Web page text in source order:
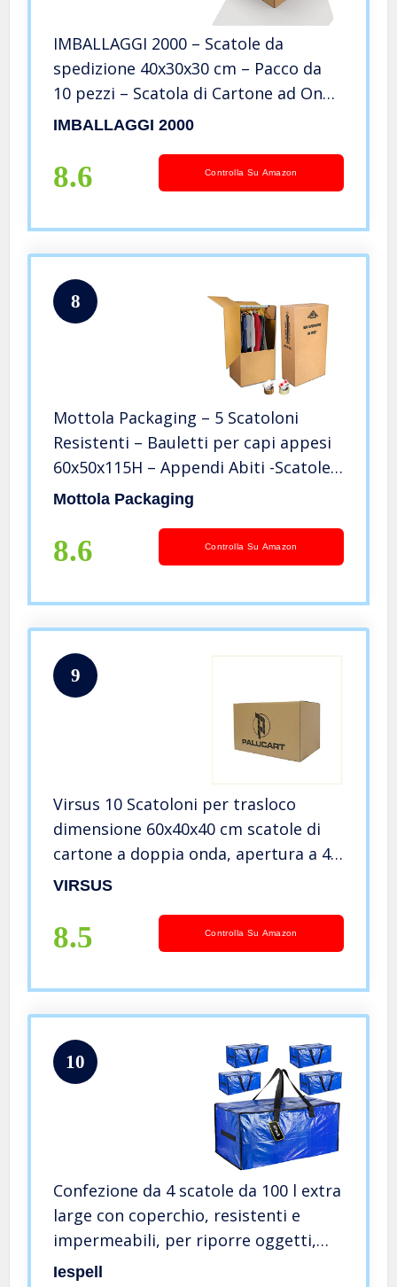
IMBALLAGGI 2000 – Scatole da
spedizione 40x30x30 cm – Pacco da
10 pezzi – Scatola di Cartone ad Onda
Singola resistente colore Marrone –
Stoccaggio
IMBALLAGGI 2000
8.6 Controlla Su Amazon
8
Mottola Packaging – 5 Scatoloni
Resistenti – Bauletti per capi appesi
60x50x115H – Appendi Abiti -Scatole
Cartone Porta Abiti Con Asta In PvC…
Mottola Packaging
8.6 Controlla Su Amazon
9
Virsus 10 Scatoloni per trasloco
dimensione 60x40x40 cm scatole di
cartone a doppia onda, apertura a 4
alette, per imballaggio traslochi
VIRSUS
8.5 Controlla Su Amazon
10
Confezione da 4 scatole da 100 l extra
large con coperchio, resistenti e
impermeabili, per riporre oggetti,
per casa, sotto il letto, giardino,
Iespell